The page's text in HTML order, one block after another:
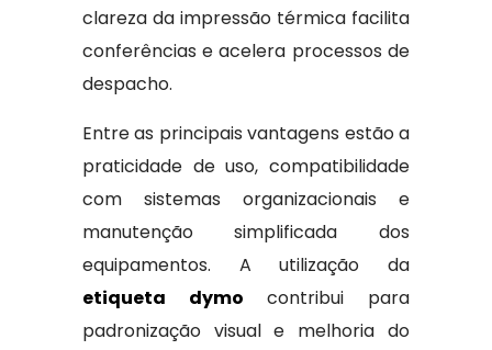
clareza da impressão térmica facilita
conferências e acelera processos de
despacho.
Entre as principais vantagens estão a
praticidade de uso, compatibilidade
com sistemas organizacionais e
manutenção simplificada dos
equipamentos. A utilização da
etiqueta dymo contribui para
padronização visual e melhoria do